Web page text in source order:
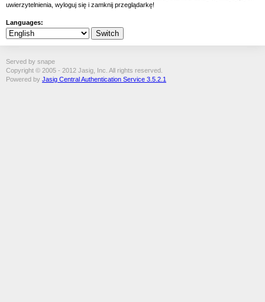
uwierzytelnienia, wyloguj się i zamknij przeglądarkę!
Languages:
Served by snape
Copyright © 2005 - 2012 Jasig, Inc. All rights reserved.
Powered by Jasig Central Authentication Service 3.5.2.1